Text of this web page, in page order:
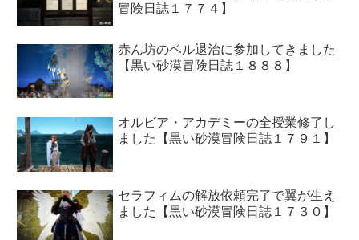
冒険日誌１７７４】
赤ん坊のベル退治に参加してきました
【黒い砂漠冒険日誌１８８８】
オルビア・アカデミーの全授業修了し
ました【黒い砂漠冒険日誌１７９１】
セラフィムの解放依頼完了で翼が生え
ました【黒い砂漠冒険日誌１７３０】